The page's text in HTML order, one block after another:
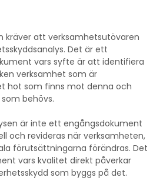
kräver att verksamhetsutövaren
Det är ett
vars syfte är att identifiera
verksamhet som är
hot som finns mot denna och
behövs.
är inte ett engångsdokument
och revideras när verksamheten,
förutsättningarna förändras. Det
vars kvalitet direkt påverkar
som byggs på det.